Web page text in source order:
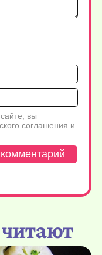
Имя*
вы
соглашения и